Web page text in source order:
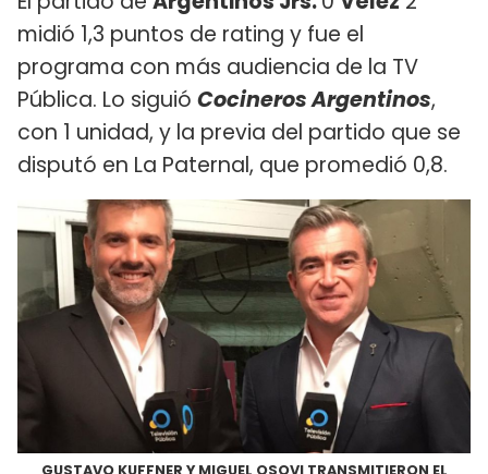
midió 1,3 puntos de rating y fue el
programa con más audiencia de la TV
Pública. Lo siguió Cocineros Argentinos,
con 1 unidad, y la previa del partido que se
disputó en La Paternal, que promedió 0,8.